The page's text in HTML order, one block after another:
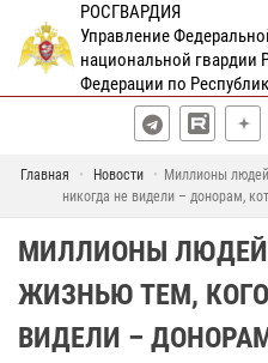
РОСГВАРДИЯ
Управление
национальной гвардии
Федерации по
Главная Новости
Миллионы
никогда не видели – донорам,
МИЛЛИОНЫ ЛЮДЕЙ
ЖИЗНЬЮ ТЕМ,
ВИДЕЛИ –